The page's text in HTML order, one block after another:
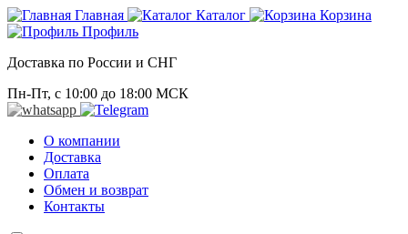
Главная Каталог
Корзина
Профиль
Доставка по России и СНГ
Пн-Пт, с 10:00 до 18:00 МСК
О компании
Доставка
Оплата
Обмен и возврат
Контакты